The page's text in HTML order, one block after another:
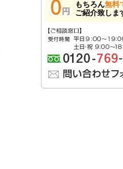
もちろん無料
ご紹介致しま